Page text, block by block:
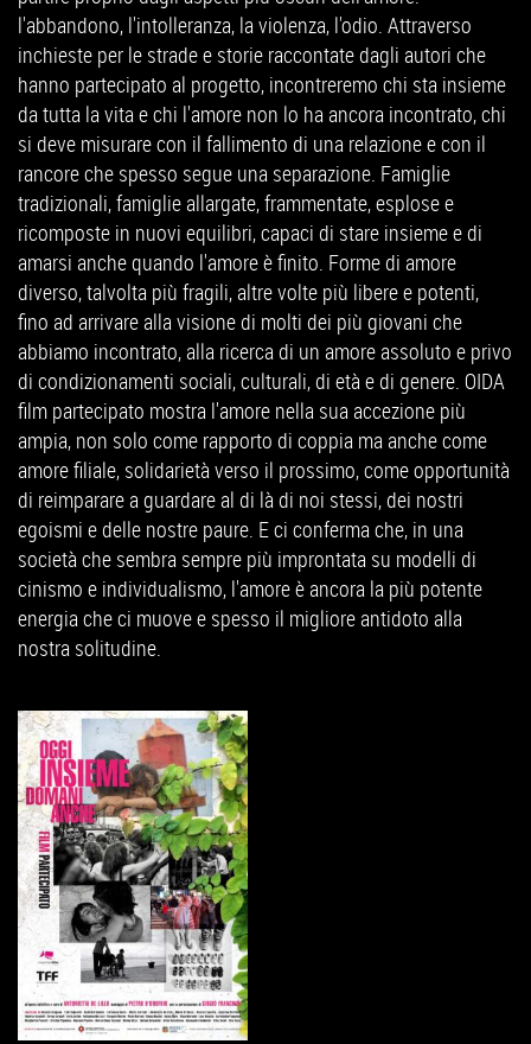
l'abbandono, l'intolleranza, la violenza, l'odio. Attraverso
inchieste per le strade e storie raccontate dagli autori che
hanno partecipato al progetto, incontreremo chi sta insieme
da tutta la vita e chi l'amore non lo ha ancora incontrato, chi
si deve misurare con il fallimento di una relazione e con il
rancore che spesso segue una separazione. Famiglie
tradizionali, famiglie allargate, frammentate, esplose e
ricomposte in nuovi equilibri, capaci di stare insieme e di
amarsi anche quando l'amore è finito. Forme di amore
diverso, talvolta più fragili, altre volte più libere e potenti,
fino ad arrivare alla visione di molti dei più giovani che
abbiamo incontrato, alla ricerca di un amore assoluto e privo
di condizionamenti sociali, culturali, di età e di genere. OIDA
film partecipato mostra l'amore nella sua accezione più
ampia, non solo come rapporto di coppia ma anche come
amore filiale, solidarietà verso il prossimo, come opportunità
di reimparare a guardare al di là di noi stessi, dei nostri
egoismi e delle nostre paure. E ci conferma che, in una
società che sembra sempre più improntata su modelli di
cinismo e individualismo, l'amore è ancora la più potente
energia che ci muove e spesso il migliore antidoto alla
nostra solitudine.